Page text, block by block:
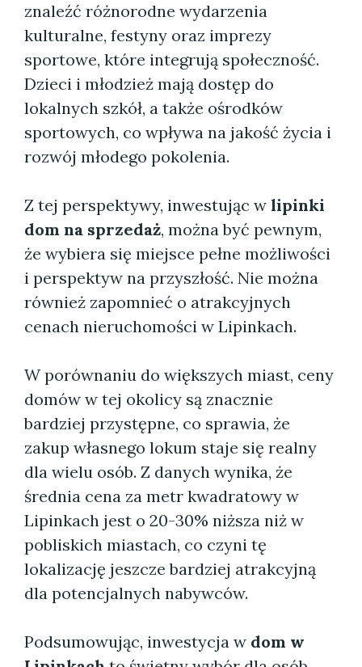
znaleźć różnorodne wydarzenia
kulturalne, festyny oraz imprezy
sportowe, które integrują społeczność.
Dzieci i młodzież mają dostęp do
lokalnych szkół, a także ośrodków
sportowych, co wpływa na jakość życia i
rozwój młodego pokolenia.
Z tej perspektywy, inwestując w lipinki
dom na sprzedaż, można być pewnym,
że wybiera się miejsce pełne możliwości
i perspektyw na przyszłość. Nie można
również zapomnieć o atrakcyjnych
cenach nieruchomości w Lipinkach.
W porównaniu do większych miast, ceny
domów w tej okolicy są znacznie
bardziej przystępne, co sprawia, że
zakup własnego lokum staje się realny
dla wielu osób. Z danych wynika, że
średnia cena za metr kwadratowy w
Lipinkach jest o 20-30% niższa niż w
pobliskich miastach, co czyni tę
lokalizację jeszcze bardziej atrakcyjną
dla potencjalnych nabywców.
Podsumowując, inwestycja w dom w